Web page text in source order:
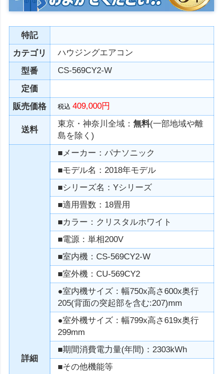
特記
カテゴリ
ハウジングエアコン
型番
CS-569CY2-W
定価
販売価格
税込409,000円
送料
東京・神奈川全域：無料(一部地域や離
島を除く)
詳細
■メーカー：パナソニック
■モデル名：2018年モデル
■シリーズ名：Yシリーズ
■適用畳数：18畳用
■カラー：クリスタルホワイト
■電源：単相200V
■室内機：CS-569CY2-W
■室外機：CU-569CY2
●室内機サイズ：幅750x高さ600x奥行
205(背面の突起部を含む:207)mm
●室外機サイズ：幅799x高さ619x奥行
299mm
■期間消費電力量(年間)：2303kWh
■その他機能等